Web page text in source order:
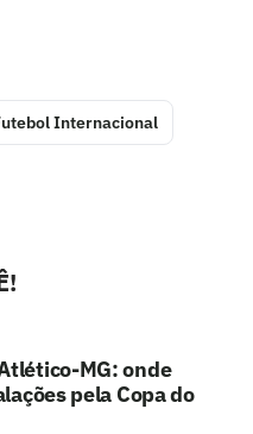
Internacional
MG: onde
pela Copa do